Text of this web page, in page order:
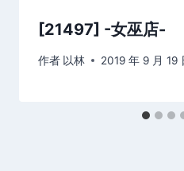
[21497] -女巫店-
作者 以林 2019 年 9 月 19